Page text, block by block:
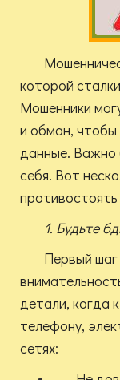
которой
Мошенники
и обман, чтобы
данные. Важно
себя. Вот
1. Будьте
Первый
детали, когда
телефону,
сетях: